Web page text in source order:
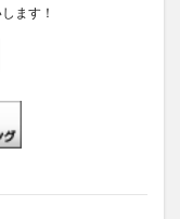
ます！